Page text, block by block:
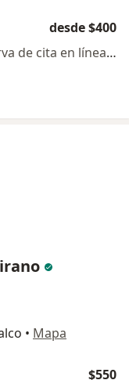
desde $400
Este especialista no ofrece reserva de cita en línea en esta dirección.
• Mapa
$550